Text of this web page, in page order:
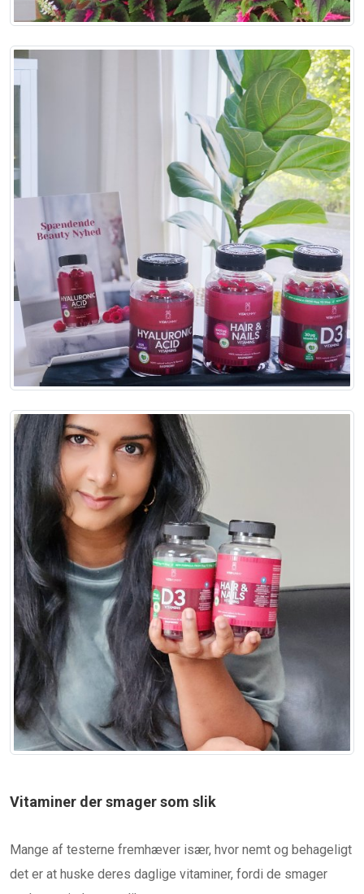
Vitaminer der smager som slik
Mange af testerne fremhæver især, hvor nemt og behageligt
det er at huske deres daglige vitaminer, fordi de smager